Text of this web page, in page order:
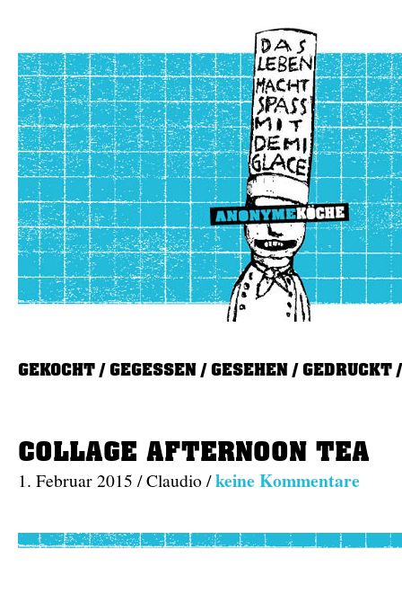
GEKOCHT GEGESSEN GESEHEN GEDRUCKT
COLLAGE AFTERNOON TEA
1. Februar 2015 / Claudio /keine Kommentare